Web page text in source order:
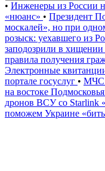
• Инженеры из России
«нюанс» • Президент
москалей», но при
розыск: уехавшего из
заподозрили в
правила получения
Электронные
портале госуслуг • МЧС
на востоке Подмосковья
дронов ВСУ со Starlink
поможем Украине